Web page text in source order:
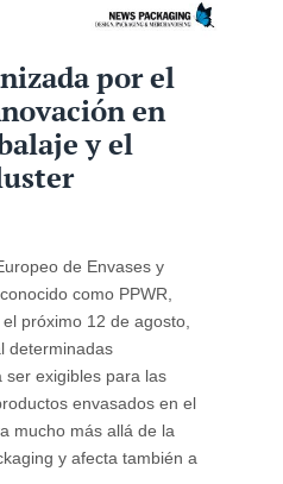
por el
en
y el
de Envases y
como PPWR,
próximo 12 de agosto,
determinadas
ser exigibles para las
envasados en el
mucho más allá de la
y afecta también a